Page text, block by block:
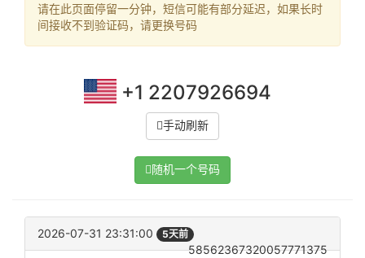
请在此页面停留一分钟，短信可能有部分延迟，如果长时
间接收不到验证码，请更换号码
+1 2207926694
手动刷新
随机一个号码
2026-07-31 23:31:00 5天前
58562367320057771375